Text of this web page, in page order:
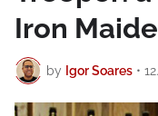
Iron
by Igor Soares •